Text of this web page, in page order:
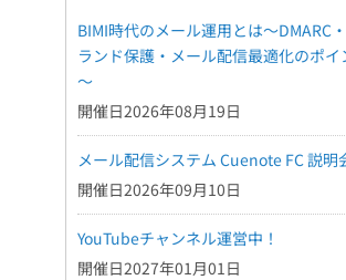
BIMI時代のメール運用とは～DMARC
ランド保護・メール配信最適化のポイ
～
開催日2026年08月19日
メール配信システム Cuenote FC 説明
開催日2026年09月10日
YouTubeチャンネル運営中！
開催日2027年01月01日